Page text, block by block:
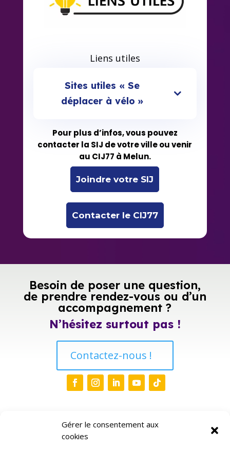
Gérer le consentement aux
cookies
Liens utiles
Sites utiles « Se
déplacer à vélo »
Pour plus d’infos, vous pouvez
contacter la SIJ de votre ville ou venir
au CIJ77 à Melun.
Joindre votre SIJ
Contacter le CIJ77
Besoin de poser une question,
de prendre rendez-vous ou d’un
accompagnement ?
N’hésitez surtout pas !
Contactez-nous !
Liens